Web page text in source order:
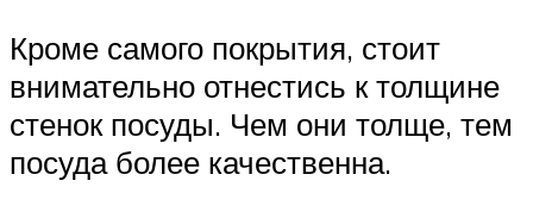
Кроме самого покрытия, стоит
внимательно отнестись к толщине
стенок посуды. Чем они толще, тем
посуда более качественна.